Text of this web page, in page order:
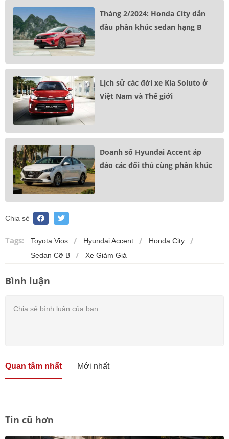
Tháng 2/2024: Honda City dẫn
đầu phân khúc sedan hạng B
Lịch sử các đời xe Kia Soluto ở
Việt Nam và Thế giới
Doanh số Hyundai Accent áp
đảo các đối thủ cùng phân khúc
Chia sẻ
Tags: Toyota Vios Hyundai Accent
Honda City
Sedan Cỡ B
Xe Giảm Giá
Bình luận
Quan tâm nhất Mới nhất
Tin cũ hơn